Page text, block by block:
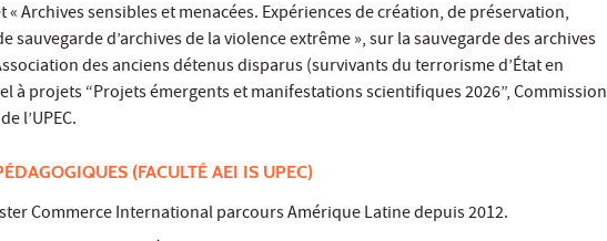
Archives sensibles et menacées. Expériences de création, de préservation,
sauvegarde d’archives de la violence extrême », sur la sauvegarde des archives
des anciens détenus disparus (survivants du terrorisme d’État en
à projets “Projets émergents et manifestations scientifiques 2026”, Commission
l’UPEC.
(FACULTÉ AEI IS UPEC)
Commerce International parcours Amérique Latine depuis 2012.